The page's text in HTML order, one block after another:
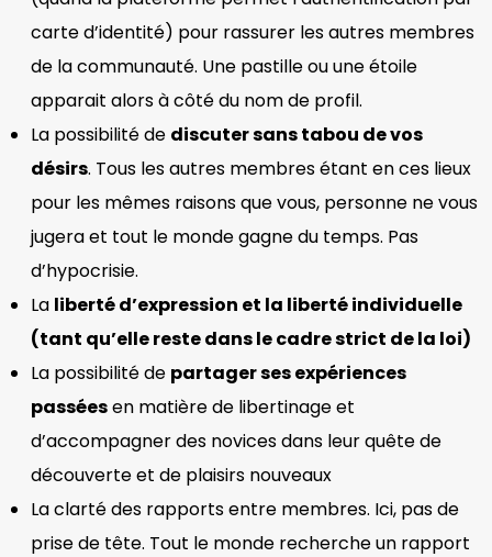
carte d’identité) pour rassurer les autres membres
de la communauté. Une pastille ou une étoile
apparait alors à côté du nom de profil.
La possibilité de discuter sans tabou de vos
désirs. Tous les autres membres étant en ces lieux
pour les mêmes raisons que vous, personne ne vous
jugera et tout le monde gagne du temps. Pas
d’hypocrisie.
La liberté d’expression et la liberté individuelle
(tant qu’elle reste dans le cadre strict de la loi)
La possibilité de partager ses expériences
passéesen matière de libertinage et
d’accompagner des novices dans leur quête de
découverte et de plaisirs nouveaux
La clarté des rapports entre membres. Ici, pas de
prise de tête. Tout le monde recherche un rapport